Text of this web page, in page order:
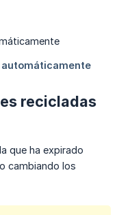
recicladas
que ha expirado
cambiando los